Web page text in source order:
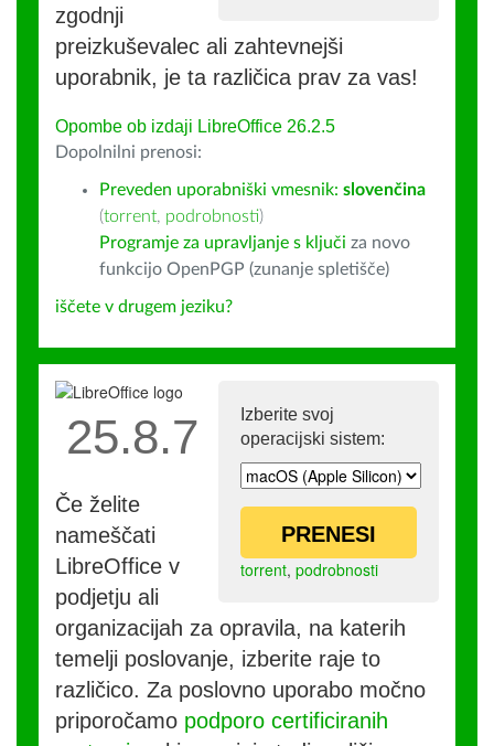
zgodnji
preizkuševalec ali zahtevnejši
uporabnik, je ta različica prav za vas!
Opombe ob izdaji LibreOffice 26.2.5
Dopolnilni prenosi:
Preveden uporabniški vmesnik: slovenčina
(torrent, podrobnosti)
Programje za upravljanje s ključi za novo
funkcijo OpenPGP (zunanje spletišče)
iščete v drugem jeziku?
Izberite svoj
operacijski sistem:
PRENESI
torrent, podrobnosti
25.8.7
Če želite
nameščati
LibreOffice v
podjetju ali
organizacijah za opravila, na katerih
temelji poslovanje, izberite raje to
različico. Za poslovno uporabo močno
priporočamo podporo certificiranih